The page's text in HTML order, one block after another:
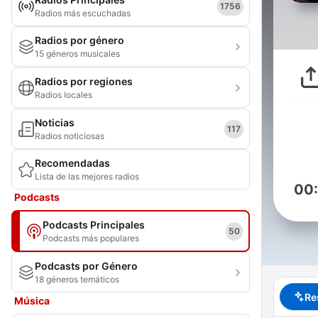
Radios más escuchadas
1756
Radios por género
15 géneros musicales
Radios por regiones
Radios locales
Noticias
Radios noticiosas
117
Recomendadas
Lista de las mejores radios
Podcasts
Podcasts Principales
Podcasts más populares
50
Podcasts por Género
18 géneros temáticos
Música